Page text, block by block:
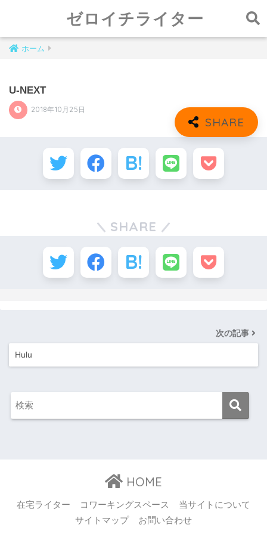
ゼロイチライター
ホーム
U-NEXT
2018年10月25日
SHARE
次の記事
Hulu
HOME
在宅ライター コワーキングスペース
当サイトについて
サイトマップ
お問い合わせ